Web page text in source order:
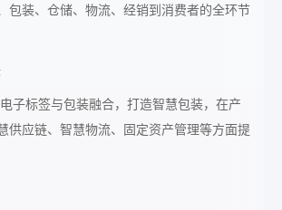
包装、仓储、物流、经销到消费者的全环节
子标签与包装融合，打造智慧包装，在产
供应链、智慧物流、固定资产管理等方面提